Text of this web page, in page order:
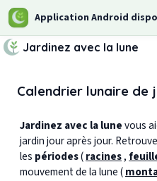
Application Android
Jardinez avec la lune
Calendrier lunaire de
Jardinez avec la lunevous
jardin jour après jour.
les périodes(racines,
mouvement de la lune (